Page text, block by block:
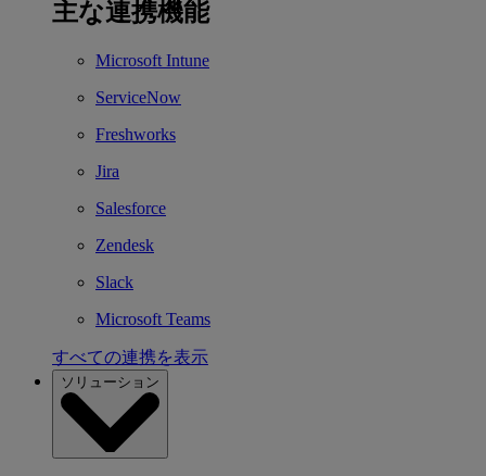
主な連携機能
Microsoft Intune
ServiceNow
Freshworks
Jira
Salesforce
Zendesk
Slack
Microsoft Teams
すべての連携を表示
ソリューション